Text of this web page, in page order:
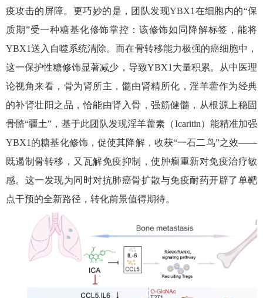
疫攻击的屏障。更巧妙的是，团队发现YBX1 在细胞内的“保
质期”受一种糖基化修饰掌控：该修饰如同降解标签，能将
YBX1送入自噬系统清除。而在骨转移能力极强的癌细胞中，
这一保护性糖修饰显著减少，导致YBX1 大量积累。从中医理
论视角来看，骨为肾所主，髓由肾精所化，淫羊藿作为经典
的补肾壮阳之品，恰能由肾入骨，强筋健髓，从根源上稳固
骨骼“疆土”，基于此团队发现淫羊藿素（Icaritin）能精准加强
YBX1 的糖基化修饰，促使其降解，收获“一石二鸟”之效——
既遏制骨转移，又瓦解免疫抑制，使肿瘤重新对免疫治疗敏
感。这一发现为同时对抗肺癌骨扩散与免疫耐药开辟了单靶
点干预的全新路径，转化前景值得期待。